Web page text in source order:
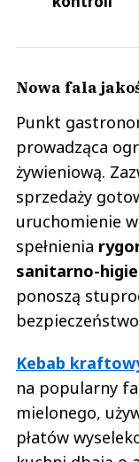
Nowa fala
Punkt
prowadząca
żywieniową.
sprzedaży
uruchomienie
spełnienia
sanitarno-
ponoszą
Kebab
na popularny
mielonego,
płatów